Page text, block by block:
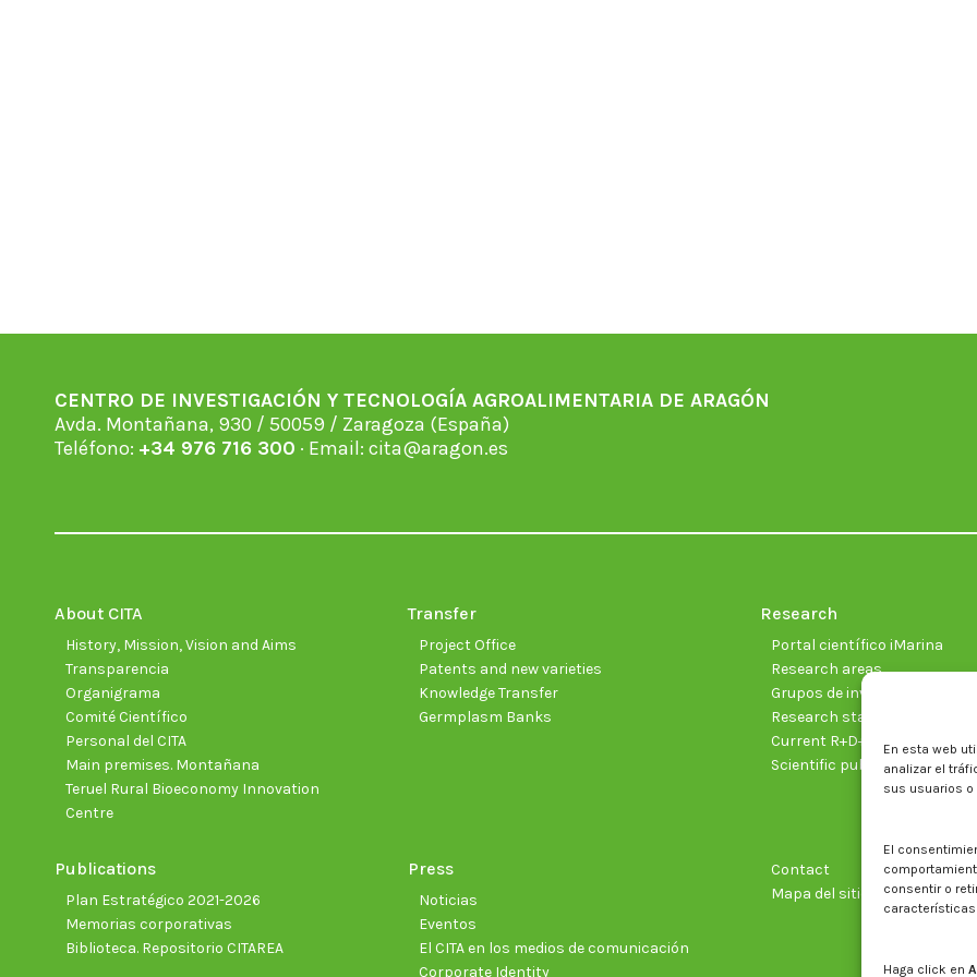
En esta web
analizar el
sus usuarios
El
consentir o
Haga click en
CENTRO DE INVESTIGACIÓN Y TECNOLOGÍA AGROALIMENTARIA DE ARAGÓN
Avda. Montañana, 930 / 50059 / Zaragoza (España)
Teléfono: +34 976 716 300 · Email: cita@aragon.es
About CITA
History, Mission, Vision and Aims
Transparencia
Organigrama
Comité Científico
Personal del CITA
Main premises. Montañana
Teruel Rural Bioeconomy Innovation
Centre
Transfer
Project Office
Patents and new varieties
Knowledge Transfer
Germplasm Banks
Research
Portal científico iMarina
Research areas
Grupos de investigación
Research staff
Current R+D+I projects
Scientific publications
Publications
Plan Estratégico 2021-2026
Memorias corporativas
Biblioteca. Repositorio CITAREA
Press
Noticias
Eventos
El CITA en los medios de comunicación
Corporate Identity
Contact
Mapa del sitio web